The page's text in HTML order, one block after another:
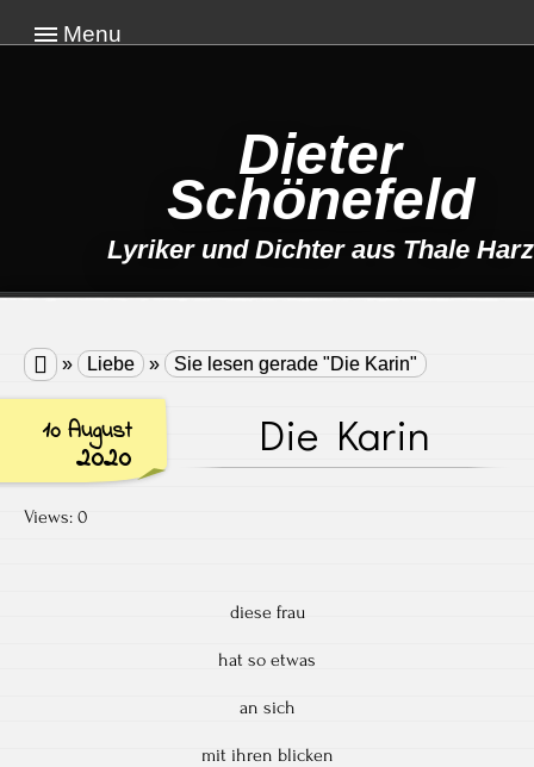
Menu
Dieter
Schönefeld
Lyriker und Dichter aus Thale Harz
 » Liebe » Sie lesen gerade "Die Karin"
10 August
2020 Die Karin
Views: 0
diese frau
hat so etwas
an sich
mit ihren blicken